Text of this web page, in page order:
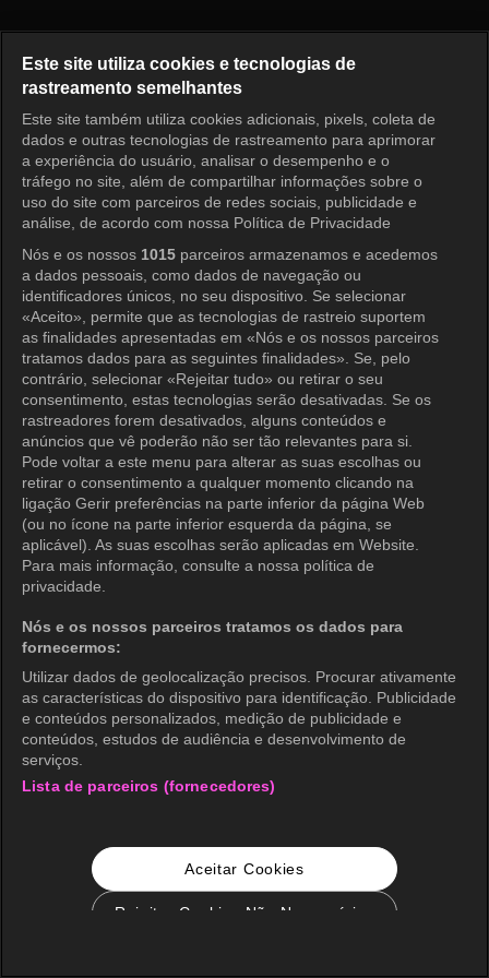
Entrar
Este site utiliza cookies e tecnologias de
rastreamento semelhantes
Este site também utiliza cookies adicionais, pixels, coleta de
dados e outras tecnologias de rastreamento para aprimorar
a experiência do usuário, analisar o desempenho e o
tráfego no site, além de compartilhar informações sobre o
uso do site com parceiros de redes sociais, publicidade e
análise, de acordo com nossa Política de Privacidade
Nós e os nossos 1015 parceiros armazenamos e acedemos
a dados pessoais, como dados de navegação ou
identificadores únicos, no seu dispositivo. Se selecionar
«Aceito», permite que as tecnologias de rastreio suportem
as finalidades apresentadas em «Nós e os nossos parceiros
tratamos dados para as seguintes finalidades». Se, pelo
contrário, selecionar «Rejeitar tudo» ou retirar o seu
consentimento, estas tecnologias serão desativadas. Se os
rastreadores forem desativados, alguns conteúdos e
anúncios que vê poderão não ser tão relevantes para si.
Pode voltar a este menu para alterar as suas escolhas ou
retirar o consentimento a qualquer momento clicando na
ligação Gerir preferências na parte inferior da página Web
(ou no ícone na parte inferior esquerda da página, se
aplicável). As suas escolhas serão aplicadas em Website.
Para mais informação, consulte a nossa política de
privacidade.
Nós e os nossos parceiros tratamos os dados para
fornecermos:
Utilizar dados de geolocalização precisos. Procurar ativamente
as características do dispositivo para identificação. Publicidade
e conteúdos personalizados, medição de publicidade e
conteúdos, estudos de audiência e desenvolvimento de
serviços.
Lista de parceiros (fornecedores)
Aceitar Cookies
Rejeitar Cookies Não Necessários